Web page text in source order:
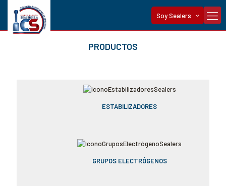
Soy Sealers
PRODUCTOS
ESTABILIZADORES
GRUPOS ELECTRÓGENOS